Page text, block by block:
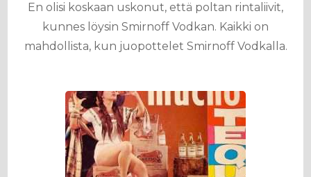
En olisi koskaan uskonut, että poltan rintaliivit,
kunnes löysin Smirnoff Vodkan. Kaikki on
mahdollista, kun juopottelet Smirnoff Vodkalla.